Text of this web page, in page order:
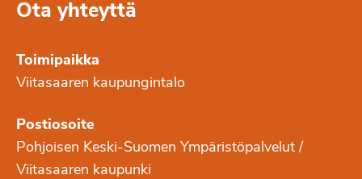
Ota yhteyttä
Toimipaikka
Viitasaaren kaupungintalo
Postiosoite
Pohjoisen Keski-Suomen Ympäristöpalvelut /
Viitasaaren kaupunki